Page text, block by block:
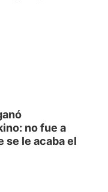
no fue a
se le acaba el